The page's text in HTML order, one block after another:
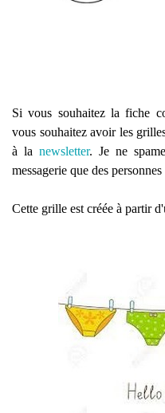
Si vous souhaitez la fiche
vous souhaitez avoir les
à la newsletter. Je ne
messagerie que des personnes
Cette grille est créée à partir